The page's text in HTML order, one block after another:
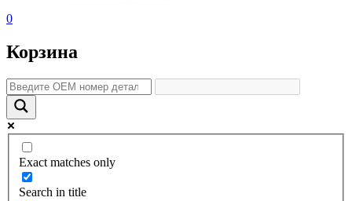
0
Корзина
Exact matches only
Search in title